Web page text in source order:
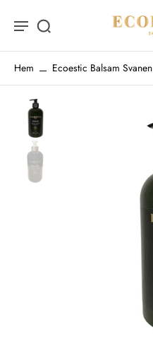
Hem Ecoestic Balsam Svanen